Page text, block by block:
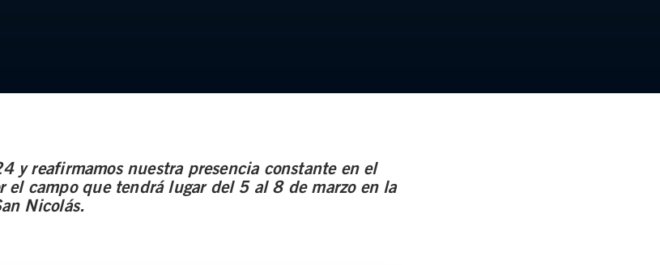
y reafirmamos nuestra presencia constante en el
el campo que tendrá lugar del 5 al 8 de marzo en la
Nicolás.